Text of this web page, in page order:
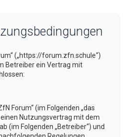
(„https://forum.zfn.schule“)
Betreiber ein Vertrag mit
Forum“ (im Folgenden „das
einen Nutzungsvertrag mit dem
(im Folgenden „Betreiber“) und